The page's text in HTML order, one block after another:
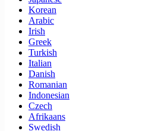
Korean
Arabic
Irish
Greek
Turkish
Italian
Danish
Romanian
Indonesian
Czech
Afrikaans
Swedish